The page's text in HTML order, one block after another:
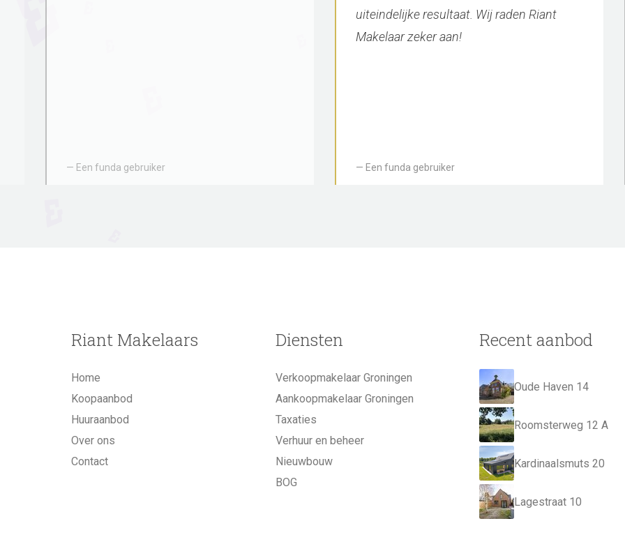
Een funda gebruiker Een funda gebruiker
Riant Makelaars
Home
Koopaanbod
Huuraanbod
Over ons
Contact
Diensten
Verkoopmakelaar Groningen
Aankoopmakelaar Groningen
Taxaties
Verhuur en beheer
Nieuwbouw
BOG
Recent aanbod
Oude Haven 14
Roomsterweg 12 A
Kardinaalsmuts 20
Lagestraat 10